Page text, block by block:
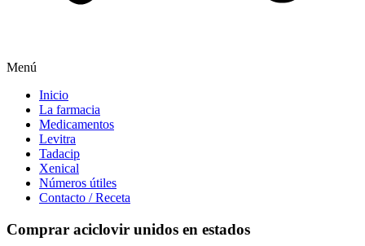
Menú
Inicio
La farmacia
Medicamentos
Levitra
Tadacip
Xenical
Números útiles
Contacto / Receta
Comprar aciclovir unidos en estados